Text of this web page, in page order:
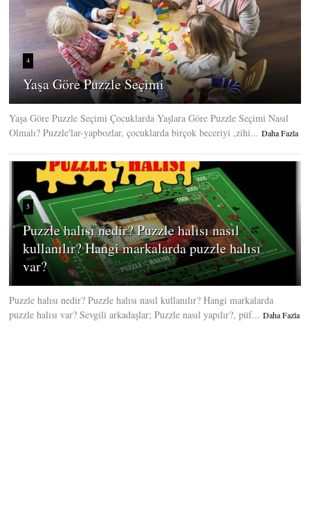
4
Yaşa Göre Puzzle Seçimi
Yaşa Göre Puzzle Seçimi Çocuklarda Yaşlara Göre Puzzle Seçimi Nasıl
Olmalı? Puzzle'lar-yapbozlar, çocuklarda birçok beceriyi ,zihi... Daha Fazla
5
Puzzle halısı nedir? Puzzle halısı nasıl
kullanılır? Hangi markalarda puzzle halısı
var?
Puzzle halısı nedir? Puzzle halısı nasıl kullanılır? Hangi markalarda
puzzle halısı var? Sevgili arkadaşlar; Puzzle nasıl yapılır?, püf... Daha Fazla